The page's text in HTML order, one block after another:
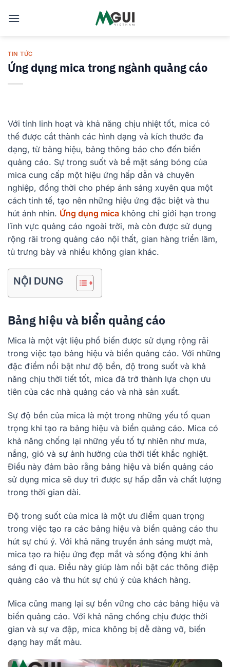
TIN TỨC
Ứng dụng mica trong ngành quảng cáo
Với tính linh hoạt và khả năng chịu nhiệt tốt, mica có
thể được cắt thành các hình dạng và kích thước đa
dạng, từ bảng hiệu, bảng thông báo cho đến biển
quảng cáo. Sự trong suốt và bề mặt sáng bóng của
mica cung cấp một hiệu ứng hấp dẫn và chuyên
nghiệp, đồng thời cho phép ánh sáng xuyên qua một
cách tinh tế, tạo nên những hiệu ứng đặc biệt và thu
hút ánh nhìn. Ứng dụng mica không chỉ giới hạn trong
lĩnh vực quảng cáo ngoài trời, mà còn được sử dụng
rộng rãi trong quảng cáo nội thất, gian hàng triển lãm,
tủ trưng bày và nhiều không gian khác.
NỘI DUNG
Bảng hiệu và biển quảng cáo
Mica là một vật liệu phổ biến được sử dụng rộng rãi
trong việc tạo bảng hiệu và biển quảng cáo. Với những
đặc điểm nổi bật như độ bền, độ trong suốt và khả
năng chịu thời tiết tốt, mica đã trở thành lựa chọn ưu
tiên của các nhà quảng cáo và nhà sản xuất.
Sự độ bền của mica là một trong những yếu tố quan
trọng khi tạo ra bảng hiệu và biển quảng cáo. Mica có
khả năng chống lại những yếu tố tự nhiên như mưa,
nắng, gió và sự ảnh hưởng của thời tiết khắc nghiệt.
Điều này đảm bảo rằng bảng hiệu và biển quảng cáo
sử dụng mica sẽ duy trì được sự hấp dẫn và chất lượng
trong thời gian dài.
Độ trong suốt của mica là một ưu điểm quan trọng
trong việc tạo ra các bảng hiệu và biển quảng cáo thu
hút sự chú ý. Với khả năng truyền ánh sáng mượt mà,
mica tạo ra hiệu ứng đẹp mắt và sống động khi ánh
sáng đi qua. Điều này giúp làm nổi bật các thông điệp
quảng cáo và thu hút sự chú ý của khách hàng.
Mica cũng mang lại sự bền vững cho các bảng hiệu và
biển quảng cáo. Với khả năng chống chịu được thời
gian và sự va đập, mica không bị dễ dàng vỡ, biến
dạng hay mất màu.